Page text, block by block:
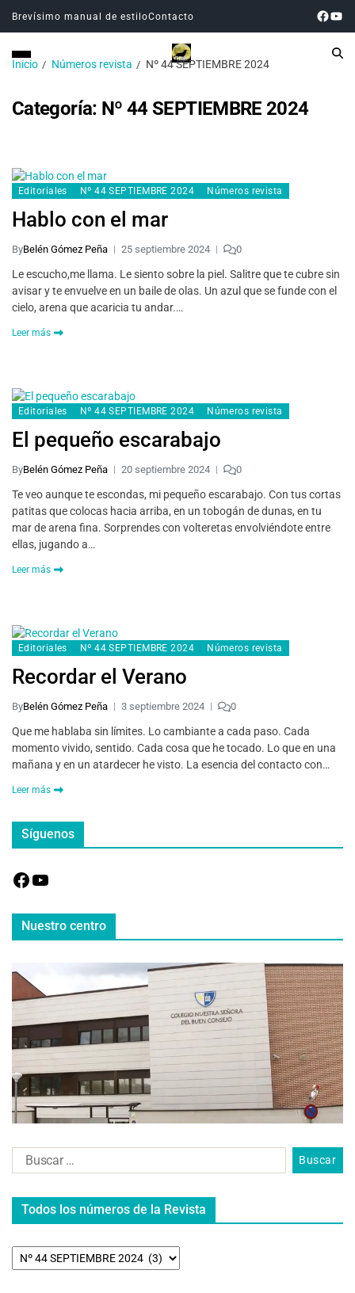
Brevísimo manual de estiloContacto
Inicio Números revista Nº 44 SEPTIEMBRE 2024
Categoría: Nº 44 SEPTIEMBRE 2024
Editoriales Nº 44 SEPTIEMBRE 2024 Números revista
Hablo con el mar
ByBelén Gómez Peña 25 septiembre 2024 0
Le escucho,me llama. Le siento sobre la piel. Salitre que te cubre sin
avisar y te envuelve en un baile de olas. Un azul que se funde con el
cielo, arena que acaricia tu andar.…
Leer más
Editoriales Nº 44 SEPTIEMBRE 2024 Números revista
El pequeño escarabajo
ByBelén Gómez Peña 20 septiembre 2024 0
Te veo aunque te escondas, mi pequeño escarabajo. Con tus cortas
patitas que colocas hacia arriba, en un tobogán de dunas, en tu
mar de arena fina. Sorprendes con volteretas envolviéndote entre
ellas, jugando a…
Leer más
Editoriales Nº 44 SEPTIEMBRE 2024 Números revista
Recordar el Verano
ByBelén Gómez Peña 3 septiembre 2024 0
Que me hablaba sin límites. Lo cambiante a cada paso. Cada
momento vivido, sentido. Cada cosa que he tocado. Lo que en una
mañana y en un atardecer he visto. La esencia del contacto con…
Leer más
Síguenos
Nuestro centro
Todos los números de la Revista